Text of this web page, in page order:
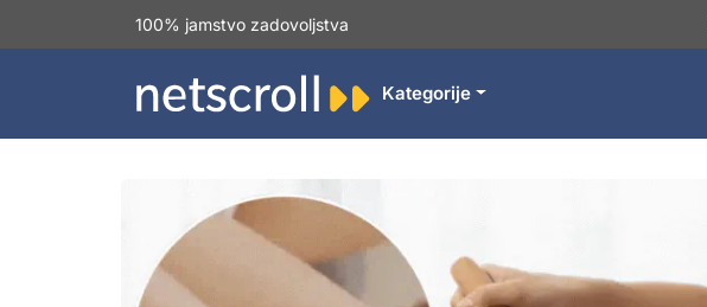
100% jamstvo zadovoljstva
Kategorije